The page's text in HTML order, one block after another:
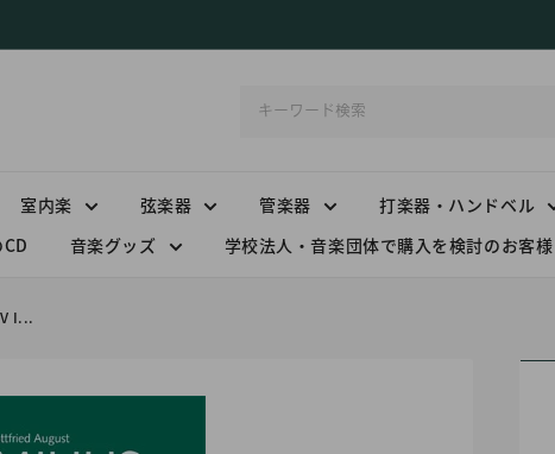
室内楽 弦楽器 管楽器 打楽器・ハンドベル
音楽グッズ 学校法人・音楽団体で購入を検討のお客様
I...